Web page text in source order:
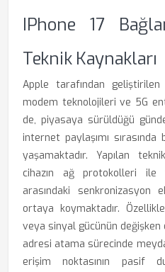
IPhone 17
Teknik Kaynakları
Apple tarafından
modem teknolojileri ve 5G
de, piyasaya sürüldüğü
internet paylaşımı
yaşamaktadır. Yapılan
cihazın ağ protokolleri ile
arasındaki senkronizasyon
ortaya koymaktadır.
veya sinyal gücünün değişken
adresi atama sürecinde
erişim noktasının pasif